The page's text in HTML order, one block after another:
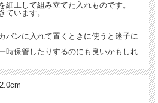
です
細工して組み立てた入れものです。
ています。
バンに入れて置くときに使うと迷子に
時保管したりするのにも良いかもしれ